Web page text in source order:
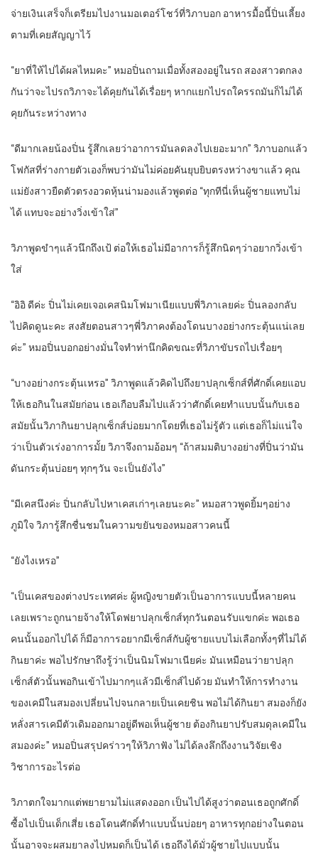
จ่ายเงินเสร็จก็เตรียมไปงานมอเตอร์โชว์ที่วิภาบอก อาหารมื้อนี้ปิ่นเลี้ยง
ตามที่เคยสัญญาไว้
“ยาที่ให้ไปได้ผลไหมคะ” หมอปิ่นถามเมื่อทั้งสองอยู่ในรถ สองสาวตกลง
กันว่าจะไปรถวิภาจะได้คุยกันได้เรื่อยๆ หากแยกไปรถใครรถมันก็ไม่ได้
คุยกันระหว่างทาง
“ดีมากเลยน้องปิ่น รู้สึกเลยว่าอาการมันลดลงไปเยอะมาก” วิภาบอกแล้ว
โฟกัสที่ร่างกายตัวเองก็พบว่ามันไม่ค่อยคันยุบยิบตรงหว่างขาแล้ว คุณ
แม่ยังสาวยืดตัวตรงอวดหุ้นน่ามองแล้วพูดต่อ “ทุกทีนี่เห็นผู้ชายแทบไม่
ได้ แทบจะอย่างวิ่งเข้าใส่”
วิภาพูดขำๆแล้วนึกถึงเป้ ต่อให้เธอไม่มีอาการก็รู้สึกนิดๆว่าอยากวิ่งเข้า
ใส่
“อิอิ ดีค่ะ ปิ่นไม่เคยเจอเคสนิมโฟมาเนียแบบพี่วิภาเลยค่ะ ปิ่นลองกลับ
ไปคิดดูนะคะ สงสัยตอนสาวๆพี่วิภาคงต้องโดนบางอย่างกระตุ้นแน่เลย
ค่ะ” หมอปิ่นบอกอย่างมั่นใจทำท่านึกคิดขณะที่วิภาขับรถไปเรื่อยๆ
“บางอย่างกระตุ้นเหรอ” วิภาพูดแล้วคิดไปถึงยาปลุกเซ็กส์ที่ศักดิ์เคยแอบ
ให้เธอกินในสมัยก่อน เธอเกือบลืมไปแล้วว่าศักดิ์เคยทำแบบนั้นกับเธอ
สมัยนั้นวิภากินยาปลุกเซ็กส์บ่อยมากโดยที่เธอไม่รู้ตัว แต่เธอก็ไม่แน่ใจ
ว่าเป็นตัวเร่งอาการมั้ย วิภาจึงถามอ้อมๆ “ถ้าสมมติบางอย่างที่ปิ่นว่ามัน
ดันกระตุ้นบ่อยๆ ทุกๆวัน จะเป็นยังไง”
“มีเคสนึงค่ะ ปิ่นกลับไปหาเคสเก่าๆเลยนะคะ” หมอสาวพูดยิ้มๆอย่าง
ภูมิใจ วิภารู้สึกชื่นชมในความขยันของหมอสาวคนนี้
“ยังไงเหรอ”
“เป็นเคสของต่างประเทศค่ะ ผู้หญิงขายตัวเป็นอาการแบบนี้หลายคน
เลยเพราะถูกนายจ้างให้โดฟยาปลุกเซ็กส์ทุกวันตอนรับแขกค่ะ พอเธอ
คนนั้นออกไปได้ ก็มีอาการอยากมีเซ็กส์กับผู้ชายแบบไม่เลือกทั้งๆที่ไม่ได้
กินยาค่ะ พอไปรักษาถึงรู้ว่าเป็นนิมโฟมาเนียค่ะ มันเหมือนว่ายาปลุก
เซ็กส์ตัวนั้นพอกินเข้าไปมากๆแล้วมีเซ็กส์ไปด้วย มันทำให้การทำงาน
ของเคมีในสมองเปลี่ยนไปจนกลายเป็นเคยชิน พอไม่ได้กินยา สมองก็ยัง
หลั่งสารเคมีตัวเดิมออกมาอยู่ดีพอเห็นผู้ชาย ต้องกินยาปรับสมดุลเคมีใน
สมองค่ะ” หมอปิ่นสรุปคร่าวๆให้วิภาฟัง ไม่ได้ลงลึกถึงงานวิจัยเชิง
วิชาการอะไรต่อ
วิภาตกใจมากแต่พยายามไม่แสดงออก เป็นไปได้สูงว่าตอนเธอถูกศักดิ์
ซื้อไปเป็นเด็กเสี่ย เธอโดนศักดิ์ทำแบบนั้นบ่อยๆ อาหารทุกอย่างในตอน
นั้นอาจจะผสมยาลงไปหมดก็เป็นได้ เธอถึงได้มั่วผู้ชายไปแบบนั้น